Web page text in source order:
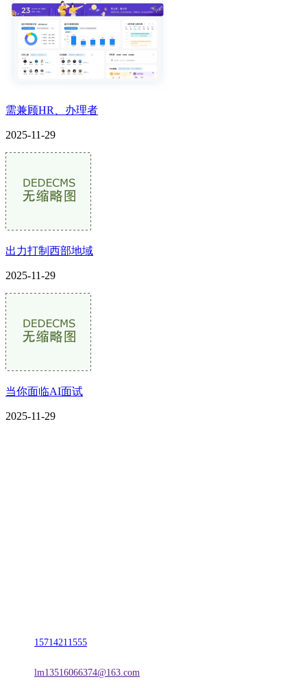
需兼顾HR、办理者
2025-11-29
出力打制西部地域
2025-11-29
当你面临AI面试
2025-11-29
15714211555
lm13516066374@163.com